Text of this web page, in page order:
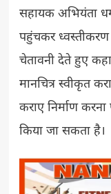
सहायक अभियंता
पहुंचकर ध्वस्तीकरण
चेतावनी देते हुए
मानचित्र स्वीकृत
कराए निर्माण
किया जा सकता है।